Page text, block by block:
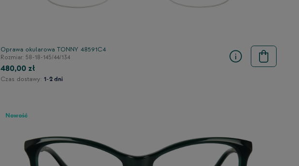
Oprawa okularowa TONNY 48591C4
Rozmiar: 58-18-145/44/134
480,00 zł
Czas dostawy: 1-2 dni
Nowość